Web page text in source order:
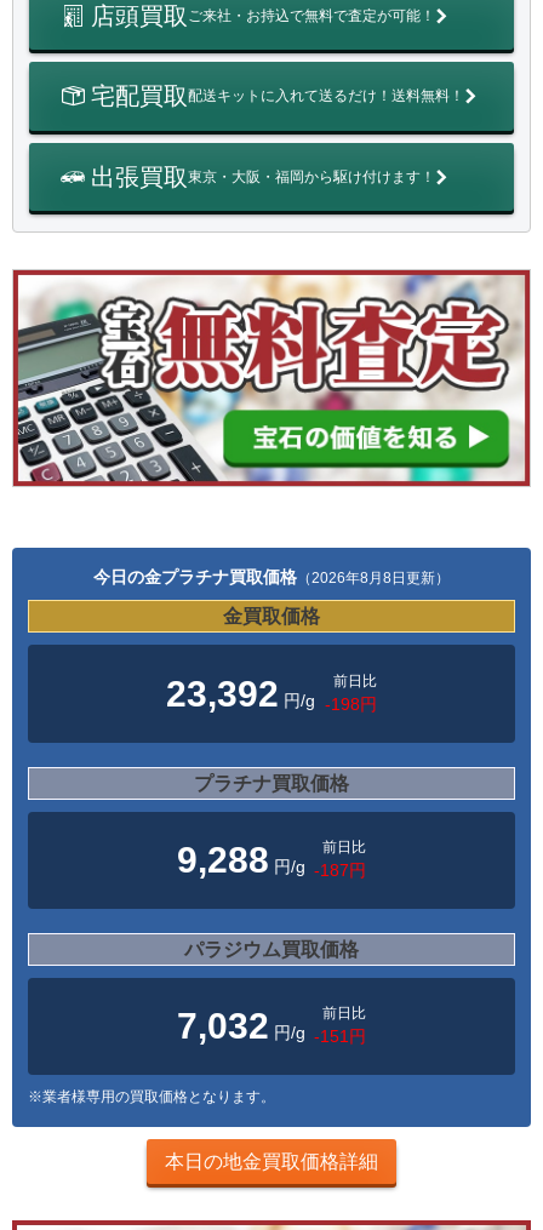
店頭買取 ご来社・お持込で無料で査定が可能！
宅配買取配送キットに入れて送るだけ！送料無料！
出張買取東京・大阪・福岡から駆け付けます！
今日の金プラチナ買取価格 （2026年8月8日更新）
金買取価格
23,392 円/g
前日比
-198円
プラチナ買取価格
9,288 円/g
前日比
-187円
パラジウム買取価格
7,032 円/g
前日比
-151円
※業者様専用の買取価格となります。
本日の地金買取価格詳細